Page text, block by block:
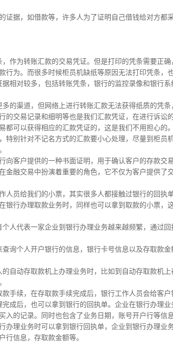
证据，如借款等，许多人为了证明自己借钱给对方都
作为转账汇款的交易凭证。但是打印的凭条需要正确
行为。而很多时候柜员机缺纸等原因无法打印凭条，
相对较多，包括转账凭条，银行的监控录像和银行
的渠道，但网络上进行转账汇款无法获得纸质的凭
交易记录和细明等也是我们汇款凭证，在进行诉讼
可以获得相应的汇款凭证的，这是我们不用担心的
别针对不记名方式的汇款要小心处理，尽量到柜员
向客户提供的一种书面证明，用于确认客户的存款交
金融交易中扮演着重要的角色，它不仅为客户提供了
人员给我们的小票，其实很多人都接触过银行的回执
银行办理取款业务时，同样也可以拿到取款的小票，
人代表一家企业到银行办理业务越来越频繁，通过
询个人开户银行的信息，银行卡号信息以及存取款金
自动存取款机上办理业务时，比如到自动存取款机
手续，在存取款手续完成后，银行工作人员会给客户
成后，也可以拿到银行的回执单。企业在银行办理
的记录。同时也包含了业务日期，账号开户行等信息
办理业务时可以拿到银行回执单，企业到银行办理业
行信息，存取款金额等。